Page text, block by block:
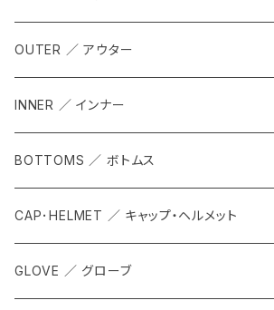
OUTER ／ アウター
INNER ／ インナー
BOTTOMS ／ ボトムス
CAP･HELMET ／ キャップ・ヘルメット
GLOVE ／ グローブ